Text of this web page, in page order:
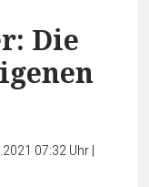
Die
07:32 Uhr|